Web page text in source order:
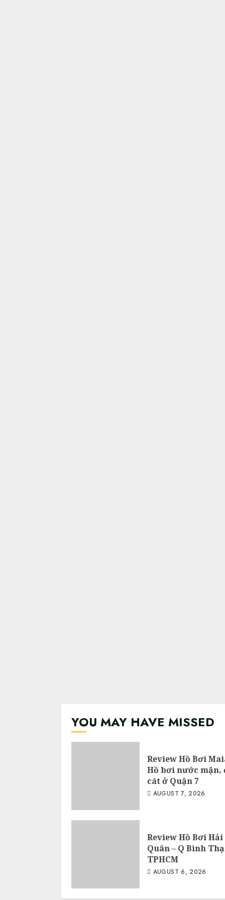
YOU MAY HAVE MISSED
Review Hồ Bơi
Hồ bơi nước mặn,
cát ở Quận 7
AUGUST 7, 2026
Review Hồ Bơi Hải
Quân – Q Bình
TPHCM
AUGUST 6, 2026